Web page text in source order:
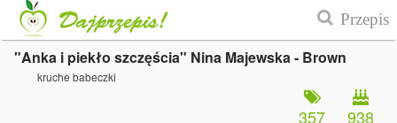
"Anka i piekło szczęścia" Nina Majewska - Brown
kruche babeczki
938
357